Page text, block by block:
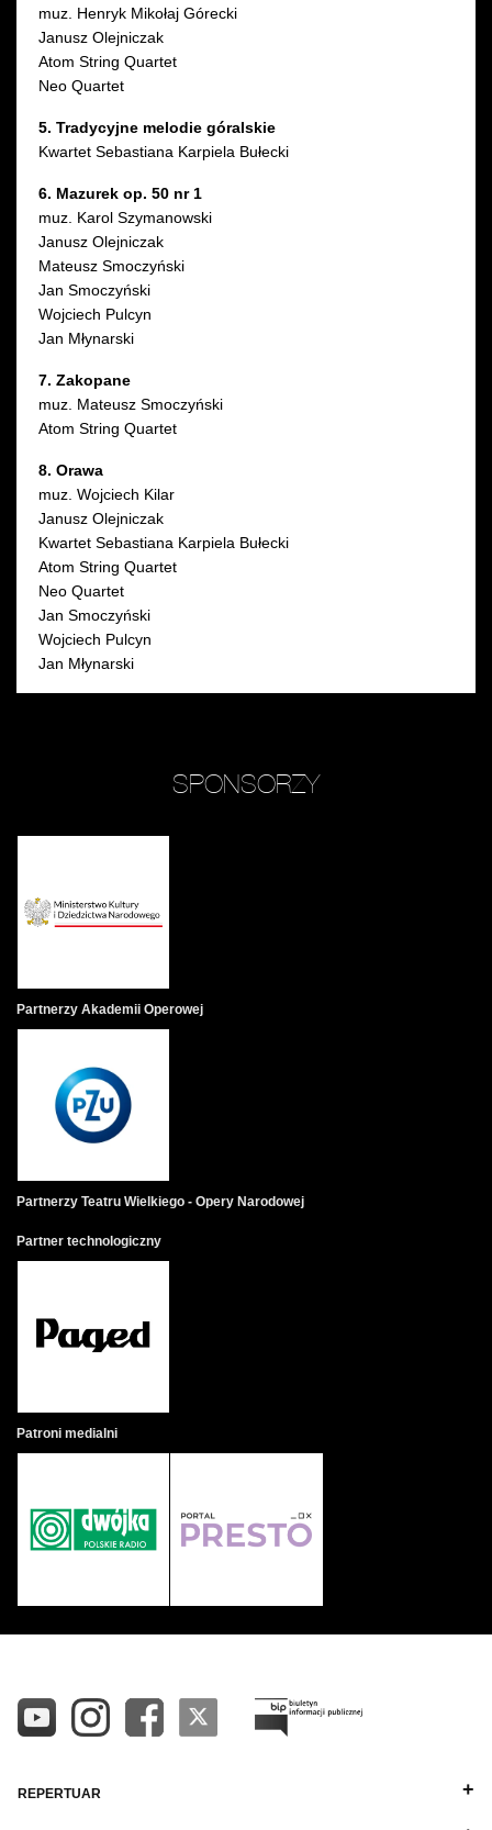
muz. Henryk Mikołaj Górecki
Janusz Olejniczak
Atom String Quartet
Neo Quartet
5. Tradycyjne melodie góralskie
Kwartet Sebastiana Karpiela Bułecki
6. Mazurek op. 50 nr 1
muz. Karol Szymanowski
Janusz Olejniczak
Mateusz Smoczyński
Jan Smoczyński
Wojciech Pulcyn
Jan Młynarski
7. Zakopane
muz. Mateusz Smoczyński
Atom String Quartet
8. Orawa
muz. Wojciech Kilar
Janusz Olejniczak
Kwartet Sebastiana Karpiela Bułecki
Atom String Quartet
Neo Quartet
Jan Smoczyński
Wojciech Pulcyn
Jan Młynarski
SPONSORZY
Partnerzy Akademii Operowej
Partnerzy Teatru Wielkiego - Opery Narodowej
Partner technologiczny
Patroni medialni
REPERTUAR